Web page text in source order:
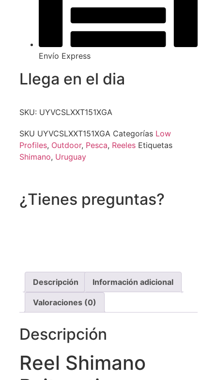
Envío Express
Llega en el dia
SKU: UYVCSLXXT151XGA
SKU UYVCSLXXT151XGA Categorías Low
Profiles, Outdoor, Pesca, Reeles Etiquetas
Shimano, Uruguay
¿Tienes preguntas?
Descripción Información adicional
Valoraciones (0)
Descripción
Reel Shimano